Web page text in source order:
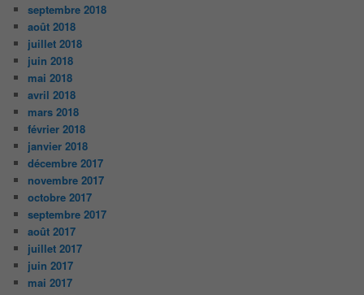
septembre 2018
août 2018
juillet 2018
juin 2018
mai 2018
avril 2018
mars 2018
février 2018
janvier 2018
décembre 2017
novembre 2017
octobre 2017
septembre 2017
août 2017
juillet 2017
juin 2017
mai 2017